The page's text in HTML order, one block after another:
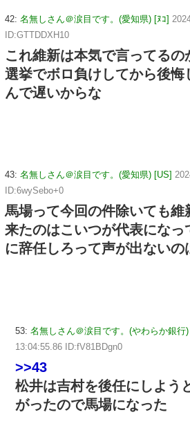
42: 名無しさん＠涙目です。(愛知県) [ﾇｺ]
ID:GTTDDXH10
これ維新は本気で言ってるの
選挙でボロ負けしてから後悔
んで遅いからな
43: 名無しさん＠涙目です。(愛知県) [US]
ID:6wySebo+0
馬場って今回の件除いても維
来たのはこいつが代表になっ
に辞任しろって声が出ないの
53: 名無しさん＠涙目です。(やわらか銀行)
13:04:55.86 ID:fV81BDgn0
>>43
松井は吉村を後任にしよう
がったので馬場になった